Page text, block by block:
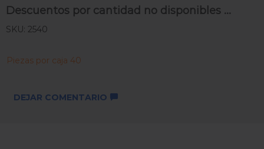
Descuentos por cantidad no disponibles ...
SKU: 2540
Piezas por caja 40
DEJAR COMENTARIO